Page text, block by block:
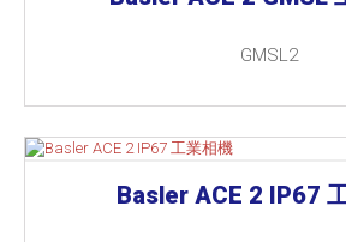
GMSL2
Basler ACE 2 IP67